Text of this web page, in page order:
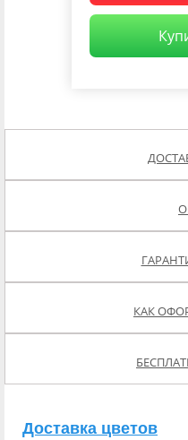
КАК
Доставка цветов